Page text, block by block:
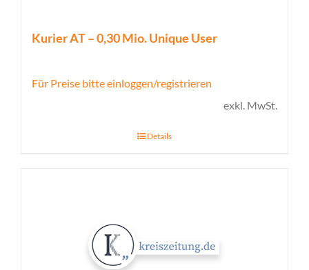
Kurier AT – 0,30 Mio. Unique User
Für Preise bitte einloggen/registrieren
exkl. MwSt.
Details